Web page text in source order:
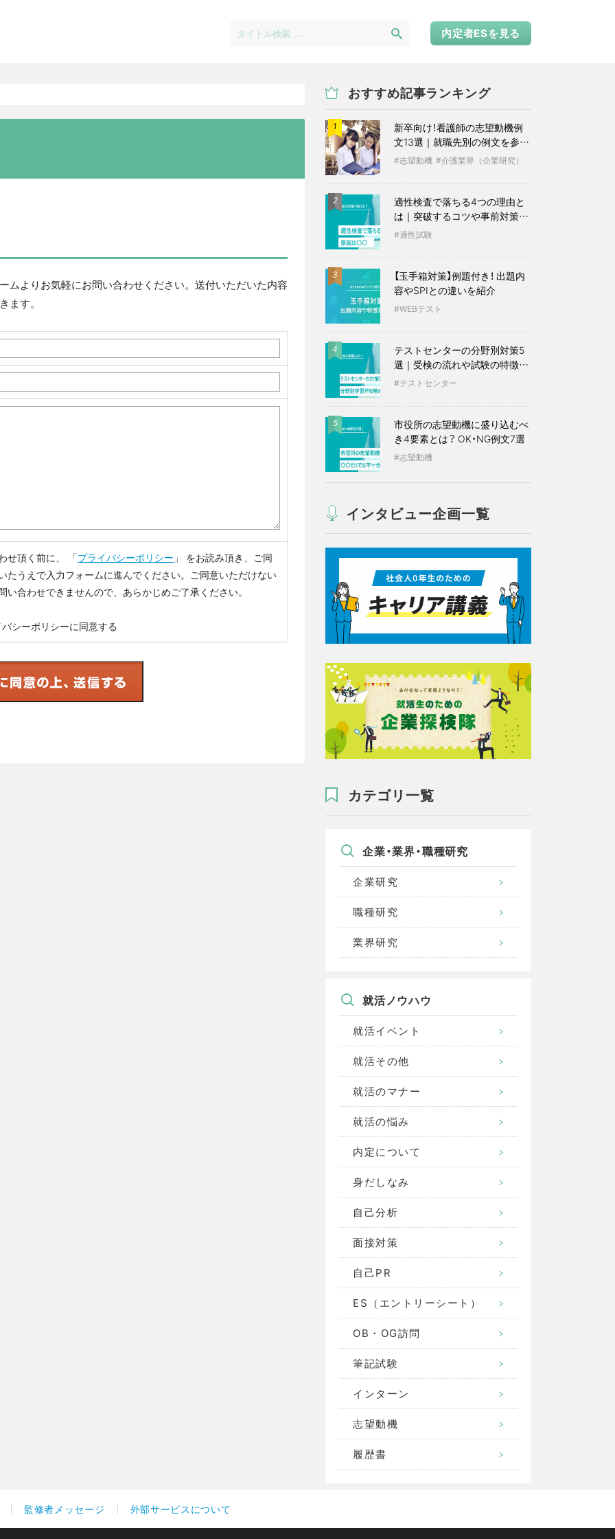
内定者ESを見る
ムよりお気軽にお問い合わせください。送付いただいた内容
ます。
せ頂く前に、 「プライバシーポリシー 」 をお読み頂き、ご同
たうえで入力フォームに進んでください。ご同意いただけない
い合わせできませんので、あらかじめご了承ください。
シーポリシーに同意する
おすすめ記事ランキング
1
新卒向け！看護師の志望動機例
文13選｜就職先別の例文を参考
に志望動機 介護業界（企業研究）
2
適性検査で落ちる4つの理由と
は｜突破するコツや事前対策も
紹介
適性試験
3
【玉手箱対策】例題付き！ 出題内
容やSPIとの違いを紹介
WEBテスト
4
テストセンターの分野別対策5
選｜受検の流れや試験の特徴も
紹介
テストセンター
5
市役所の志望動機に盛り込むべ
き4要素とは？ OK・NG例文7選
志望動機
インタビュー企画一覧
カテゴリ一覧
企業・業界・職種研究
企業研究
職種研究
業界研究
就活ノウハウ
就活イベント
就活その他
就活のマナー
就活の悩み
内定について
身だしなみ
自己分析
面接対策
自己PR
ES（エントリーシート）
OB・OG訪問
筆記試験
インターン
志望動機
履歴書
監修者メッセージ 外部サービスについて